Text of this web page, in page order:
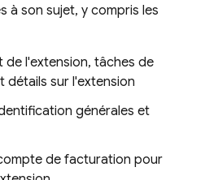
à son sujet, y compris les
de l'extension, tâches de
détails sur l'extension
générales et
de facturation pour